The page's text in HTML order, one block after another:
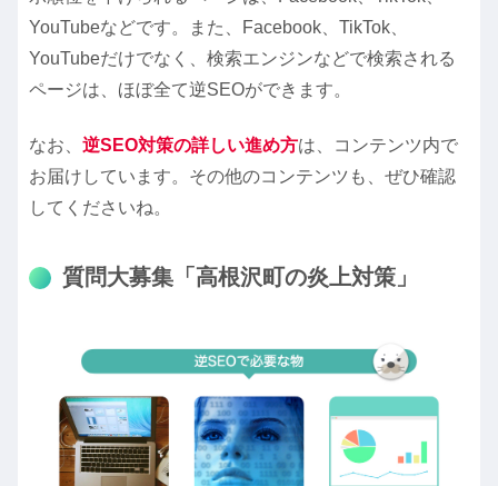
YouTubeなどです。また、Facebook、TikTok、
YouTubeだけでなく、検索エンジンなどで検索される
ページは、ほぼ全て逆SEOができます。
なお、 逆SEO対策の詳しい進め方は、コンテンツ内で
お届けしています。その他のコンテンツも、ぜひ確認
してくださいね。
質問大募集「高根沢町の炎上対策」